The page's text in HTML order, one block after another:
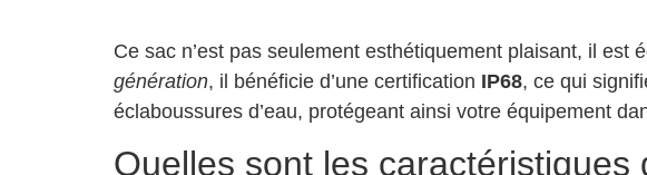
Ce sac n’est pas seulement esthétiquement plaisant, il est
génération, il bénéficie d’une certification IP68, ce qui
éclaboussures d’eau, protégeant ainsi votre équipement
Quelles sont les caractéristiques